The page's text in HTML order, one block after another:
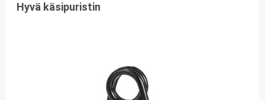
Hyvä käsipuristin